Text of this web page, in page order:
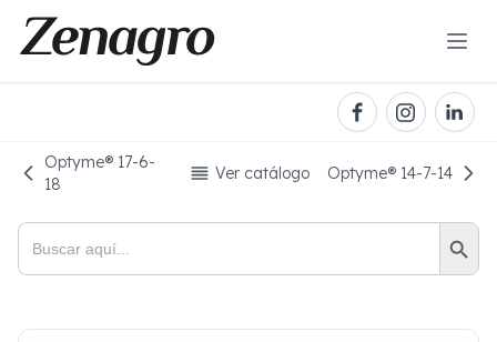
Optyme® 17-6-
18
Ver catálogo Optyme® 14-7-14
Buscar: Botón de